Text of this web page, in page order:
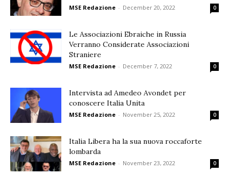
MSE Redazione - December 20, 2022 0
Le Associazioni Ebraiche in Russia
Verranno Considerate Associazioni
Straniere
MSE Redazione - December 7, 2022 0
Intervista ad Amedeo Avondet per
conoscere Italia Unita
MSE Redazione - November 25, 2022 0
Italia Libera ha la sua nuova roccaforte
lombarda
MSE Redazione - November 23, 2022 0